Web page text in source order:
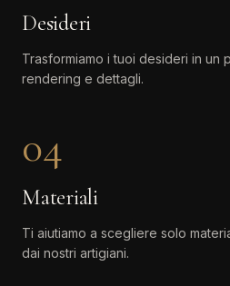
Desideri
Trasformiamo i tuoi desideri in un
rendering e dettagli.
04
Materiali
Ti aiutiamo a scegliere solo
dai nostri artigiani.